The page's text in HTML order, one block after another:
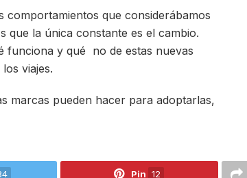
comportamientos que considerábamos
que la única constante es el cambio.
funciona y qué no de estas nuevas
viajes.
marcas pueden hacer para adoptarlas,
Pin 12